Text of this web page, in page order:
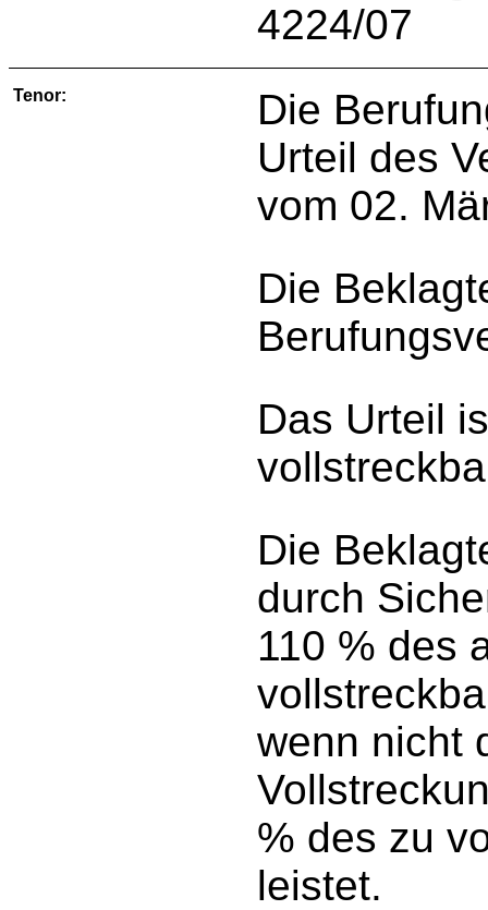
4224/07
Tenor:
Die
Urteil des
vom 02.
Die
Das Urteil
Die
durch
110 % des
wenn nicht
% des zu
leistet.